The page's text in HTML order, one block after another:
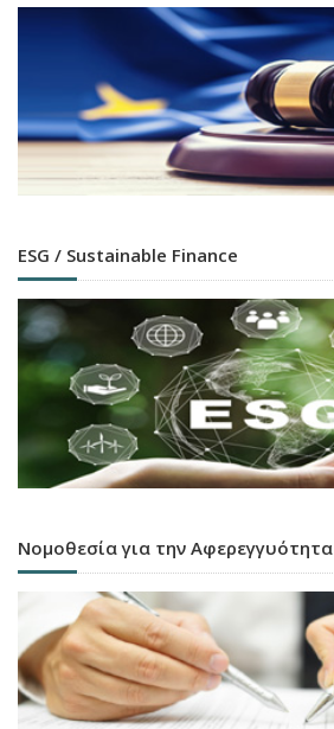
ESG / Sustainable Finance
Νομοθεσία για την Αφερεγγυότητα